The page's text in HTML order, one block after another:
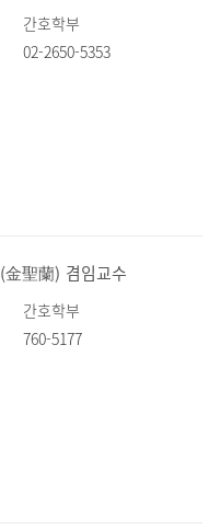
간호학부
02-2650-5353
(金聖蘭) 겸임교수
간호학부
760-5177